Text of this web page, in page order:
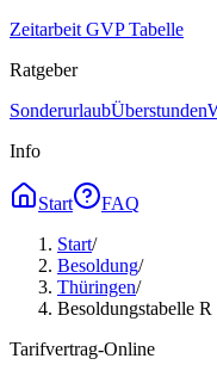
Zeitarbeit GVP Tabelle
Ratgeber
SonderurlaubÜberstunden
Info
Start
FAQ
Start/
Besoldung/
Thüringen/
Besoldungstabelle
Tarifvertrag-Online